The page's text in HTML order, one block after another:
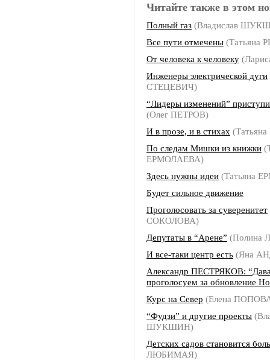
Читайте также в этом
Полный газ (Владислав
Все пути отмечены (Татьяна
От человека к человеку
Инженеры электрической дуги
СТЕЦЕВИЧ)
“Лидеры изменений”
(Олег ПЕТРОВ)
И в прозе, и в стихах
По следам Мишки из книжки
ЕРМОЛАЕВА)
Здесь нужны идеи (Татьяна
Будет сильное движение
Проголосовать за суверенитет
СОКОЛОВА)
Депутаты в “Арене”
И все-таки центр есть (Яна
Александр ПЕСТРЯКОВ:
проголосуем за обновление
Курс на Север (Елена
“Фудзи” и другие проекты
ШУКШИН)
Детских садов становится
ЛЮБИМАЯ)